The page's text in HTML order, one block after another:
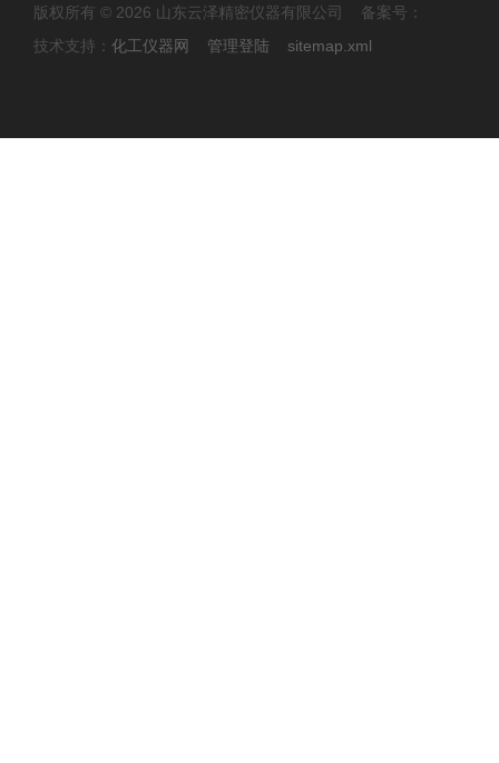
版权所有 © 2026 山东云泽精密仪器有限公司 备案号：
技术支持： 化工仪器网 管理登陆 sitemap.xml